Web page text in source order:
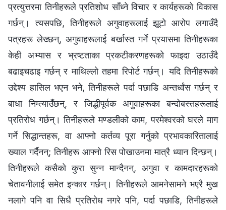
प्रत्युत्तरमा तिनीहरूले प्रतिशोध साँध्ने विचार र कार्यहरूको विकास
गर्छन्। त्यसपछि, तिनीहरूले अगुवाहरूलाई झूटो आरोप लगाउँदै
पत्रहरू लेख्छन्, अगुवाहरूलाई बर्खास्त गर्ने प्रयासमा तिनीहरूका
केही अभ्यास र भ्रष्टताका प्रकटीकरणहरूको फाइदा उठाउँदै
बढाइचढाइ गर्छन् र माथिल्लो तहमा रिपोर्ट गर्छन्। यदि तिनीहरूको
उद्देश्य हासिल भएन भने, तिनीहरूले पर्दा पछाडि अन्तर्ध्वंस गर्छन् र
बाधा निम्त्याउँछन्, र जिद्धीपूर्वक अगुवाहरूका बन्दोबस्तहरूलाई
प्रतिरोध गर्छन्। तिनीहरूले मण्डलीको काम, परमेश्‍वरको घरले माग
गर्ने सिद्धान्तहरू, वा आफ्नो कर्तव्य पूरा गर्नुको प्रभावकारितालाई
ख्याल गर्दैनन्; तिनीहरू आफ्नो रिस पोखाउनमा मात्रै ध्यान दिन्छन्।
तिनीहरूले कसैको कुरा सुन्न मान्दैनन्, अगुवा र कामदारहरूको
चेतावनीलाई समेत इन्कार गर्छन्। तिनीहरूले आमनेसामने भएरै मुख
नलागे पनि वा सिधै प्रतिरोध नगरे पनि, पर्दा पछाडि, तिनीहरूले